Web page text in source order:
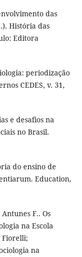
das
História das
Editora
periodização
CEDES, v. 31,
e desafios na
no Brasil.
do ensino de
Education,
F.. Os
na Escola
Fiorelli;
na